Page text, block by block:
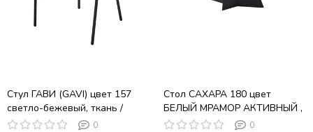
Стул ГАВИ (GAVI) цвет 157
светло-бежевый, ткань /
черный каркас, ®DISAUR
0
Стол САХАРА 180 цвет
БЕЛЫЙ МРАМОР АКТИВНЫЙ ,
керамика / Черный каркас
0